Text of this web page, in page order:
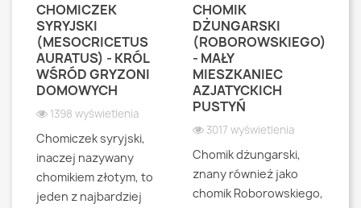
CHOMICZEK
SYRYJSKI
(MESOCRICETUS
AURATUS) - KRÓL
WŚRÓD GRYZONI
DOMOWYCH
1398 wyświetlenia
Chomiczek syryjski,
inaczej nazywany
chomikiem złotym, to
jeden z najbardziej
CHOMIK
DŻUNGARSKI
(ROBOROWSKIEGO)
- MAŁY
MIESZKANIEC
AZJATYCKICH
PUSTYŃ
3017 wyświetlenia
Chomik dżungarski,
znany również jako
chomik Roborowskiego,